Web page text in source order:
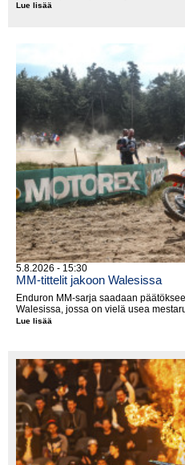
Lue lisää
5.8.2026 - 15:30
MM-tittelit jakoon Walesissa
Enduron MM-sarja saadaan
Walesissa, jossa on vielä usea
Lue lisää